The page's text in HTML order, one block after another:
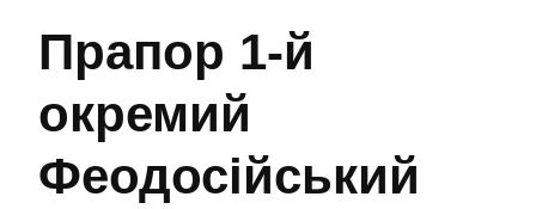
Прапор 1-й
окремий
Феодосійський